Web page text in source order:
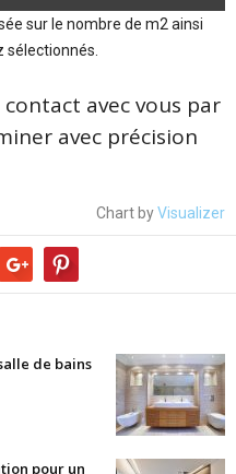
sur le nombre de m2 ainsi
sélectionnés.
avec vous par
avec précision
Chart byVisualizer
de bains
pour un